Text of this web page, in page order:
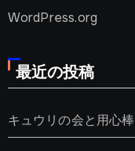
WordPress.org
最近の投稿
キュウリの会と用心棒